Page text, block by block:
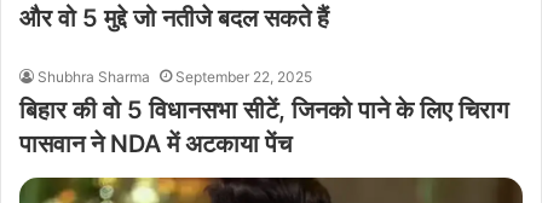
और वो 5 मुद्दे जो नतीजे बदल सकते हैं
Shubhra Sharma September 22, 2025
बिहार की वो 5 विधानसभा सीटें, जिनको पाने के लिए चिराग
पासवान ने NDA में अटकाया पेंच